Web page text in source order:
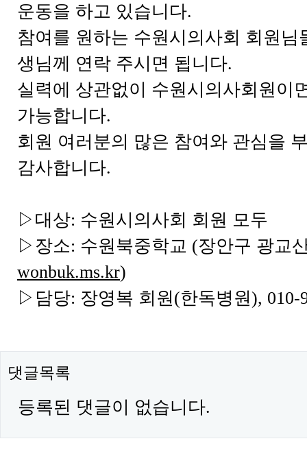
운동을 하고 있습니다.
참여를 원하는 수원시의사회 회원님
생님께 연락 주시면 됩니다.
실력에 상관없이 수원시의사회원이
가능합니다.
회원 여러분의 많은 참여와 관심을
감사합니다.
▷대상: 수원시의사회 회원 모두
▷장소: 수원북중학교 (장안구 광교
wonbuk.ms.kr)
▷담당: 장영복 회원(한독병원), 010-
댓글목록
등록된 댓글이 없습니다.